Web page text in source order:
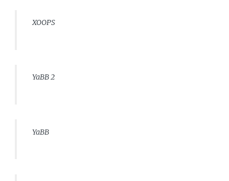
XOOPS
YaBB 2
YaBB